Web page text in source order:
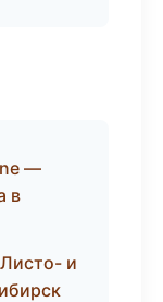
—
в
и